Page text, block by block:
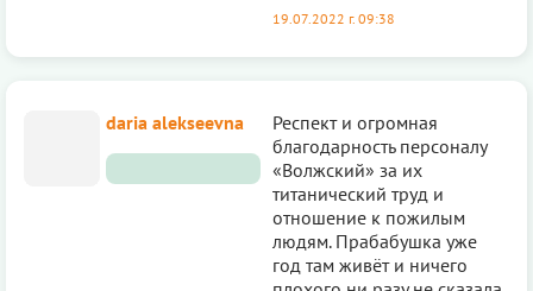
19.07.2022 г. 09:38
daria alekseevna
Респект и огромная
благодарность персоналу
«Волжский» за их
титанический труд и
отношение к пожилым
людям. Прабабушка уже
год там живёт и ничего